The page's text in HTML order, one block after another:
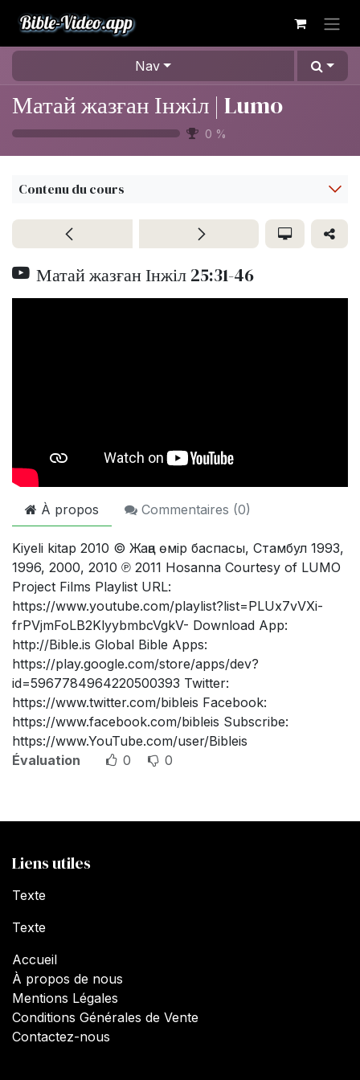
Nav
Матай жазған Інжіл | Lumo
0 %
Contenu du cours
Матай жазған Інжіл 25:31-46
À propos Commentaires (0)
Kiyeli kitap 2010 © Жаңа өмір баспасы, Стамбул 1993,
1996, 2000, 2010 ℗ 2011 Hosanna Courtesy of LUMO
Project Films Playlist URL:
https://www.youtube.com/playlist?list=PLUx7vVXi-
frPVjmFoLB2KlyybmbcVgkV- Download App:
http://Bible.is Global Bible Apps:
https://play.google.com/store/apps/dev?
id=5967784964220500393 Twitter:
https://www.twitter.com/bibleis Facebook:
https://www.facebook.com/bibleis Subscribe:
https://www.YouTube.com/user/Bibleis
Évaluation
0 0
Liens utiles
Texte
Texte
Accueil
À propos de nous
Mentions Légales
Conditions Générales de Vente
Contactez-nous